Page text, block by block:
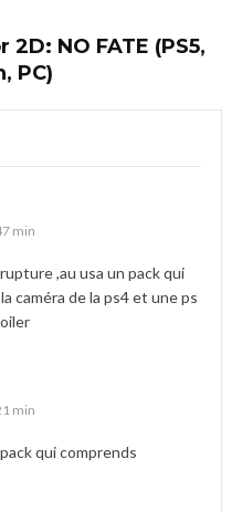
NO FATE (PS5,
PC)
min
,au usa un pack qui
caméra de la ps4 et une ps
min
qui comprends